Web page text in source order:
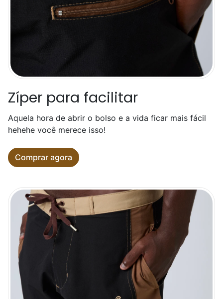
Zíper para facilitar
Aquela hora de abrir o bolso e a vida ficar mais fácil
hehehe você merece isso!
Comprar agora